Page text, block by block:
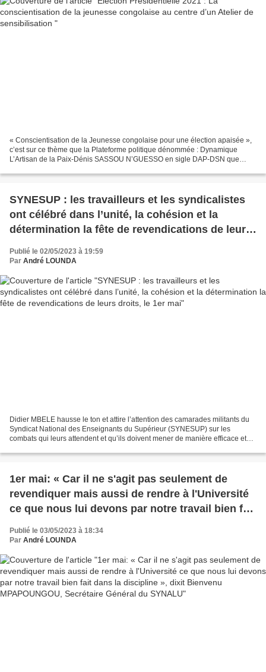
« Conscientisation de la Jeunesse congolaise pour une élection apaisée »,
c’est sur ce thème que la Plateforme politique dénommée : Dynamique
L’Artisan de la Paix-Dénis SASSOU N’GUESSO en sigle DAP-DSN que
SYNESUP : les travailleurs et les syndicalistes
ont célébré dans l’unité, la cohésion et la
détermination la fête de revendications de leurs
Publié le 02/05/2023 à 19:59
Par André LOUNDA
Didier MBELE hausse le ton et attire l’attention des camarades militants du
Syndicat National des Enseignants du Supérieur (SYNESUP) sur les
combats qui leurs attendent et qu’ils doivent mener de manière efficace et
1er mai: « Car il ne s'agit pas seulement de
revendiquer mais aussi de rendre à l'Université
ce que nous lui devons par notre travail bien fait
dans la discipline », dixit Bienvenu
MPAPOUNGOU, Secrétaire Général du SYNALU
Publié le 03/05/2023 à 18:34
Par André LOUNDA